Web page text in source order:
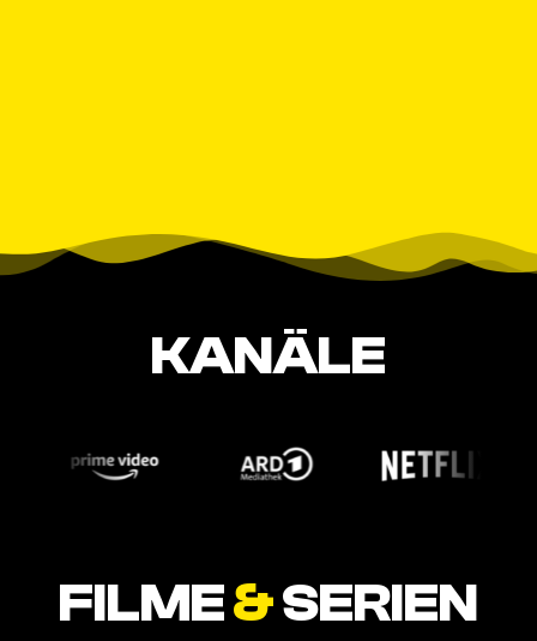
KANÄLE
FILME&SERIEN